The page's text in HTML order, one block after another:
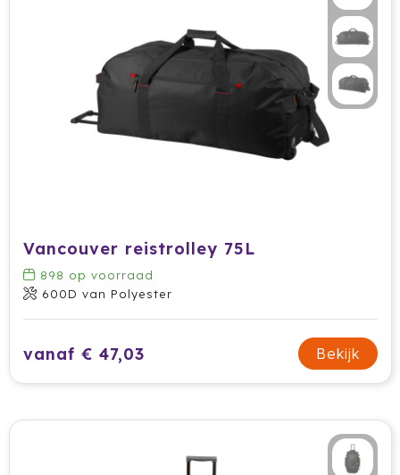
Vancouver reistrolley 75L
898 op voorraad
600D van Polyester
vanaf € 47,03 Bekijk